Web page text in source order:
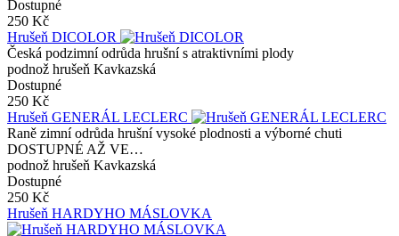
Dostupné
250 Kč
Hrušeň DICOLOR
Česká podzimní odrůda hrušní s atraktivními plody
podnož hrušeň Kavkazská
Dostupné
250 Kč
Hrušeň GENERÁL LECLERC
Raně zimní odrůda hrušní vysoké plodnosti a výborné chuti
DOSTUPNÉ AŽ VE…
podnož hrušeň Kavkazská
Dostupné
250 Kč
Hrušeň HARDYHO MÁSLOVKA